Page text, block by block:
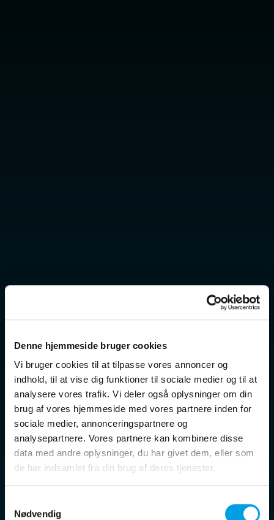
Denne hjemmeside bruger cookies
Vi bruger cookies til at tilpasse vores annoncer og
indhold, til at vise dig funktioner til sociale medier og til at
analysere vores trafik. Vi deler også oplysninger om din
brug af vores hjemmeside med vores partnere inden for
sociale medier, annonceringspartnere og
analysepartnere. Vores partnere kan kombinere disse
data med andre oplysninger, du har givet dem, eller som
de har indsamlet fra din brug af deres tjenester.
Nødvendig